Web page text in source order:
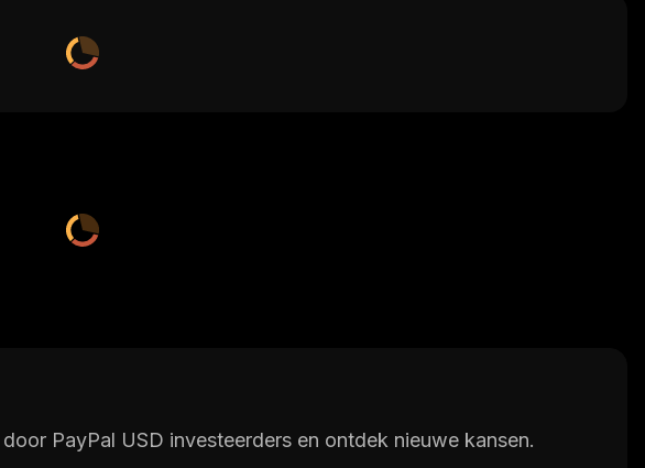
PayPal USD investeerders en ontdek nieuwe kansen.